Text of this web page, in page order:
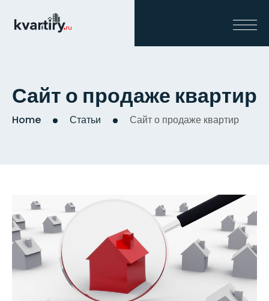
Сайт о продаже квартир
Home Статьи Сайт о продаже квартир